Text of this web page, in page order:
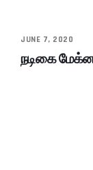
JUNE 7, 2020
நடிகை